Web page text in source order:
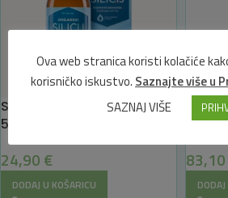
Silicij organski tekući
500ml – 365 NATURE
24,90 €
DODAJ U KOŠARICU
CBD
365
83,10
Ova web stranica koristi kolačiće
korisničko iskustvo. Saznajte više u
SAZNAJ VIŠE